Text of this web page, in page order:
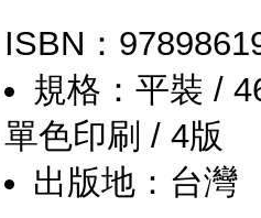
ISBN：
規格：平裝 /
單色印刷 / 4版
出版地：台灣